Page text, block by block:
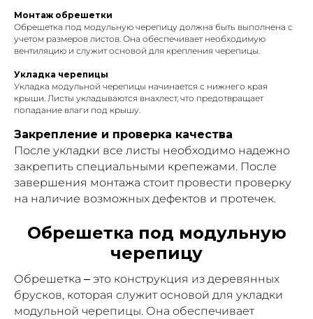
Монтаж обрешетки
Обрешетка под модульную черепицу должна быть выполнена с
учетом размеров листов. Она обеспечивает необходимую
вентиляцию и служит основой для крепления черепицы.
Укладка черепицы
Укладка модульной черепицы начинается с нижнего края
крыши. Листы укладываются внахлест, что предотвращает
попадание влаги под крышу.
Закрепление и проверка качества
После укладки все листы необходимо надежно
закрепить специальными крепежами. После
завершения монтажа стоит провести проверку
на наличие возможных дефектов и протечек.
Обрешетка под модульную
черепицу
Обрешетка – это конструкция из деревянных
брусков, которая служит основой для укладки
модульной черепицы. Она обеспечивает